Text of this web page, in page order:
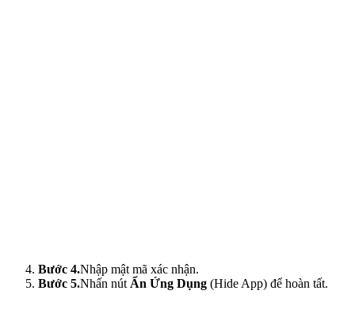
Bước 4.Nhập mật mã xác nhận.
Bước 5.Nhấn nút Ẩn Ứng Dụng (Hide App) để hoàn tất.